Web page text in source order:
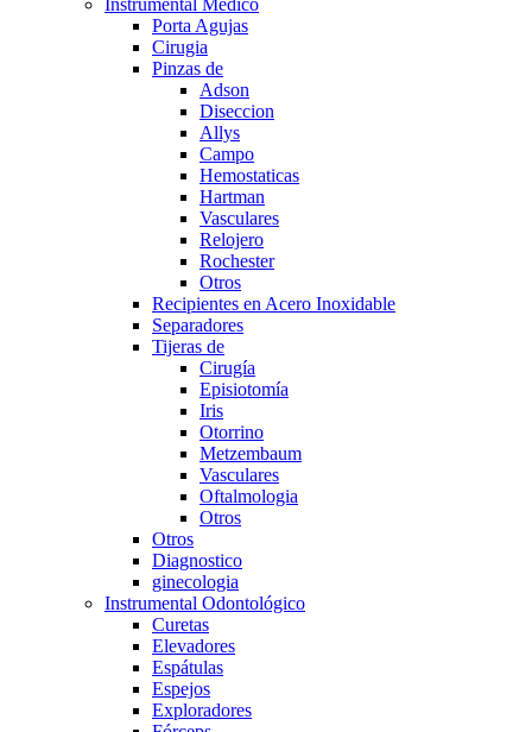
Instrumental Medico
Porta Agujas
Cirugia
Pinzas de
Adson
Diseccion
Allys
Campo
Hemostaticas
Hartman
Vasculares
Relojero
Rochester
Otros
Recipientes en Acero Inoxidable
Separadores
Tijeras de
Cirugía
Episiotomía
Iris
Otorrino
Metzembaum
Vasculares
Oftalmologia
Otros
Otros
Diagnostico
ginecologia
Instrumental Odontológico
Curetas
Elevadores
Espátulas
Espejos
Exploradores